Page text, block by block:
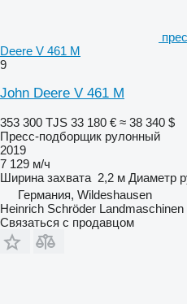
Deere V 461 M
9
John Deere V 461 M
353 300 TJS 33 180 € ≈ 38 340 $
Пресс-подборщик рулонный
2019
7 129 м/ч
Ширина захвата 2,2 м Диаметр
Германия, Wildeshausen
Heinrich Schröder Landmaschinen
Связаться с продавцом